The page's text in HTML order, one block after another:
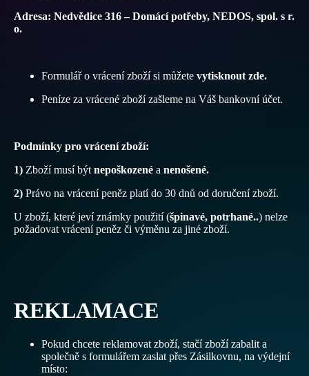
Adresa: Nedvědice 316 – Domácí potřeby, NEDOS, spol. s r.
o.
Formulář o vrácení zboží si můžete vytisknout zde.
Peníze za vrácené zboží zašleme na Váš bankovní účet.
Podmínky pro vrácení zboží:
1) Zboží musí být nepoškozené a nenošené.
2) Právo na vrácení peněz platí do 30 dnů od doručení zboží.
U zboží, které jeví známky použití (špinavé, potrhané..) nelze
požadovat vrácení peněz či výměnu za jiné zboží.
REKLAMACE
Pokud chcete reklamovat zboží, stačí zboží zabalit a
společně s formulářem zaslat přes Zásilkovnu, na výdejní
místo: